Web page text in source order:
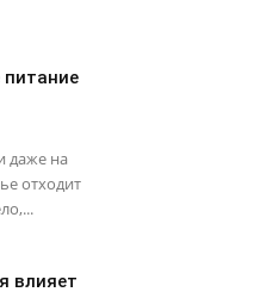
питание
даже на
отходит
влияет